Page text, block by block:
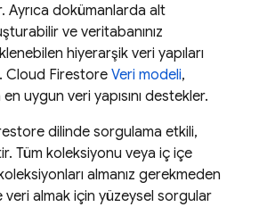
Ayrıca dokümanlarda alt
ve veritabanınız
hiyerarşik veri yapıları
Cloud Firestore Veri modeli,
uygun veri yapısını destekler.
dilinde sorgulama etkili,
Tüm koleksiyonu veya iç içe
almanız gerekmeden
almak için yüzeysel sorgular